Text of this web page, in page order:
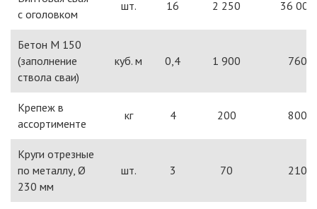
с оголовком
шт. 16 2 250 36 000
Бетон М 150
(заполнение
ствола сваи)
куб. м 0,4 1 900 760
Крепеж в
ассортименте
кг 4 200 800
Круги отрезные
по металлу, Ø
230 мм
шт. 3 70 210